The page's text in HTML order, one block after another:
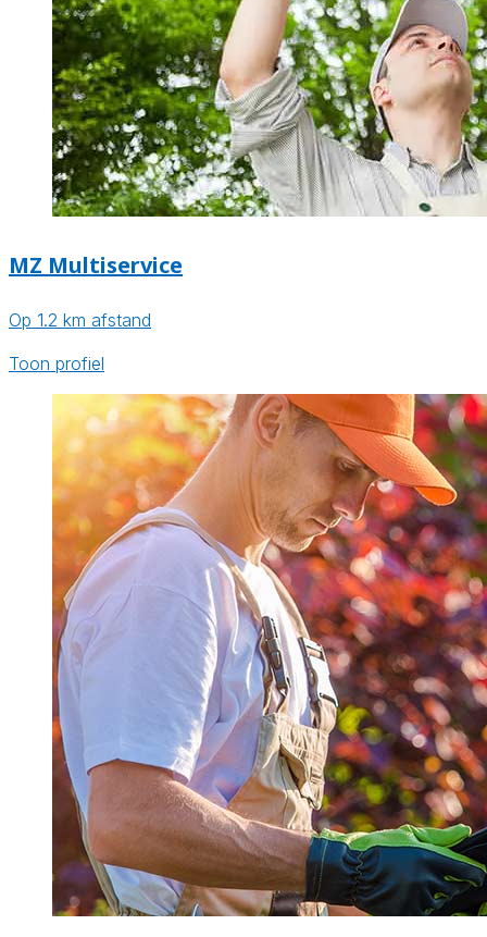
MZ Multiservice
Op 1.2 km afstand
Toon profiel